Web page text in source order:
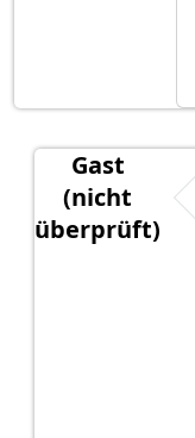
Gast
(nicht
überprüft)